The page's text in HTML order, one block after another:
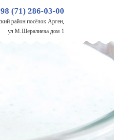
(71) 286-03-00
район посёлок Арген,
ул М.Шералиева дом 1